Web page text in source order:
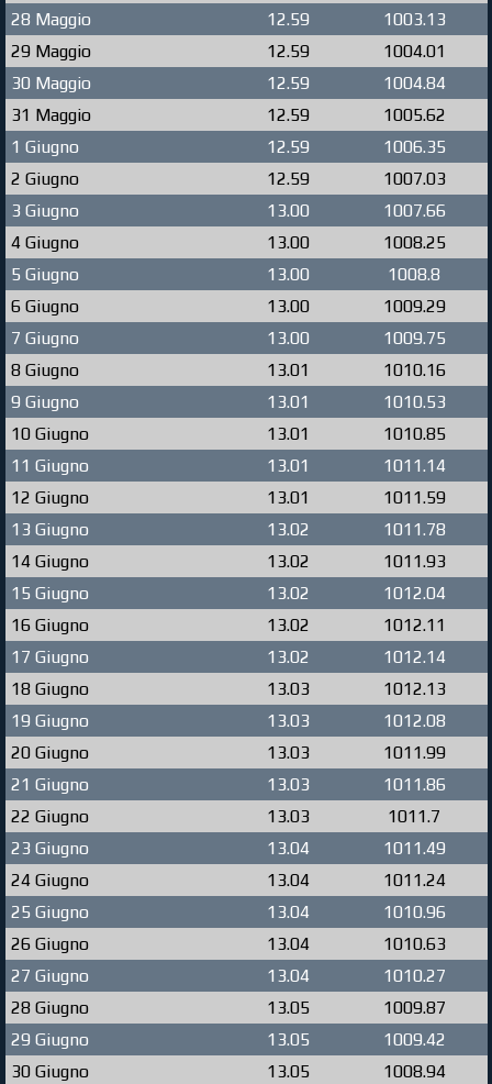
28 Maggio
12.59
1003.13
29 Maggio
12.59
1004.01
30 Maggio
12.59
1004.84
31 Maggio
12.59
1005.62
1 Giugno
12.59
1006.35
2 Giugno
12.59
1007.03
3 Giugno
13.00
1007.66
4 Giugno
13.00
1008.25
5 Giugno
13.00
1008.8
6 Giugno
13.00
1009.29
7 Giugno
13.00
1009.75
8 Giugno
13.01
1010.16
9 Giugno
13.01
1010.53
10 Giugno
13.01
1010.85
11 Giugno
13.01
1011.14
12 Giugno
13.01
1011.59
13 Giugno
13.02
1011.78
14 Giugno
13.02
1011.93
15 Giugno
13.02
1012.04
16 Giugno
13.02
1012.11
17 Giugno
13.02
1012.14
18 Giugno
13.03
1012.13
19 Giugno
13.03
1012.08
20 Giugno
13.03
1011.99
21 Giugno
13.03
1011.86
22 Giugno
13.03
1011.7
23 Giugno
13.04
1011.49
24 Giugno
13.04
1011.24
25 Giugno
13.04
1010.96
26 Giugno
13.04
1010.63
27 Giugno
13.04
1010.27
28 Giugno
13.05
1009.87
29 Giugno
13.05
1009.42
30 Giugno
13.05 1008.94